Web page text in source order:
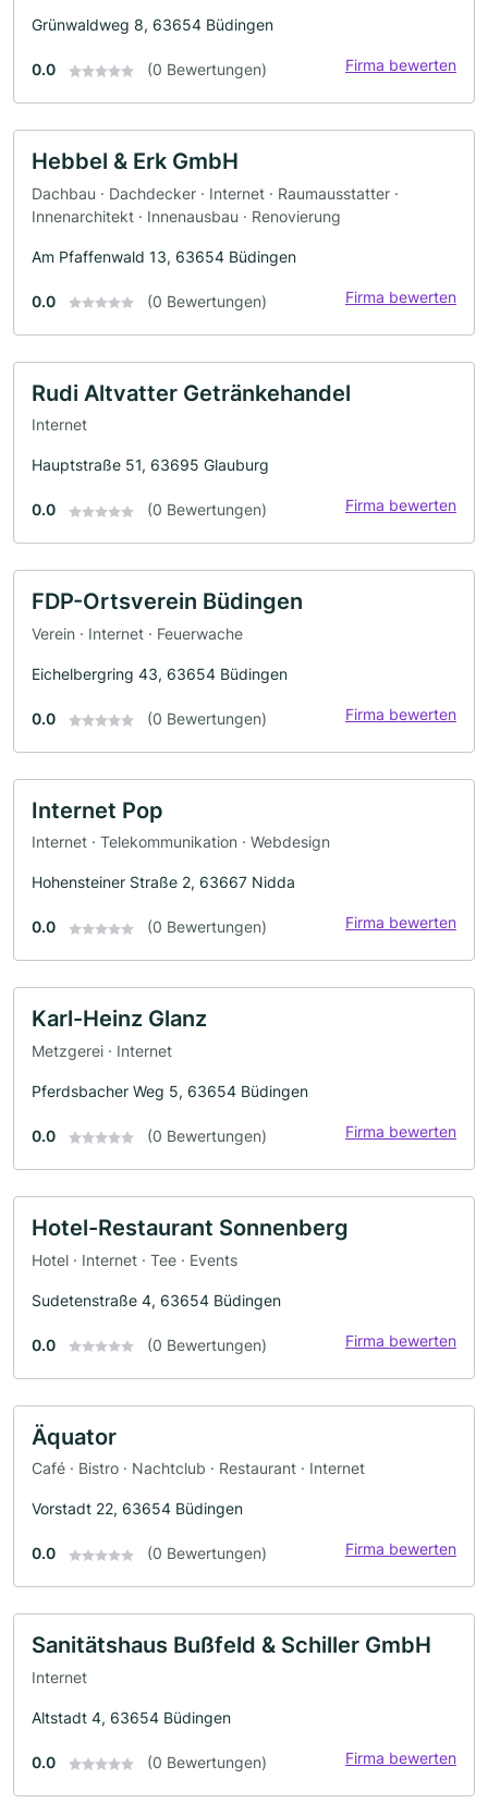
Grünwaldweg 8, 63654 Büdingen
0.0 (0 Bewertungen) Firma bewerten
Hebbel & Erk GmbH
Dachbau · Dachdecker · Internet · Raumausstatter ·
Innenarchitekt · Innenausbau · Renovierung
Am Pfaffenwald 13, 63654 Büdingen
0.0 (0 Bewertungen) Firma bewerten
Rudi Altvatter Getränkehandel
Internet
Hauptstraße 51, 63695 Glauburg
0.0 (0 Bewertungen) Firma bewerten
FDP-Ortsverein Büdingen
Verein · Internet · Feuerwache
Eichelbergring 43, 63654 Büdingen
0.0 (0 Bewertungen) Firma bewerten
Internet Pop
Internet · Telekommunikation · Webdesign
Hohensteiner Straße 2, 63667 Nidda
0.0 (0 Bewertungen) Firma bewerten
Karl-Heinz Glanz
Metzgerei · Internet
Pferdsbacher Weg 5, 63654 Büdingen
0.0 (0 Bewertungen) Firma bewerten
Hotel-Restaurant Sonnenberg
Hotel · Internet · Tee · Events
Sudetenstraße 4, 63654 Büdingen
0.0 (0 Bewertungen) Firma bewerten
Äquator
Café · Bistro · Nachtclub · Restaurant · Internet
Vorstadt 22, 63654 Büdingen
0.0 (0 Bewertungen) Firma bewerten
Sanitätshaus Bußfeld & Schiller GmbH
Internet
Altstadt 4, 63654 Büdingen
0.0 (0 Bewertungen) Firma bewerten